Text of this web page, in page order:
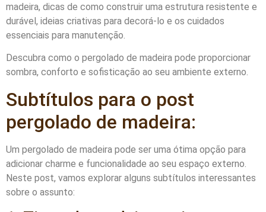
madeira, dicas de como construir uma estrutura resistente e
durável, ideias criativas para decorá-lo e os cuidados
essenciais para manutenção.
Descubra como o pergolado de madeira pode proporcionar
sombra, conforto e sofisticação ao seu ambiente externo.
Subtítulos para o post
pergolado de madeira:
Um pergolado de madeira pode ser uma ótima opção para
adicionar charme e funcionalidade ao seu espaço externo.
Neste post, vamos explorar alguns subtítulos interessantes
sobre o assunto: